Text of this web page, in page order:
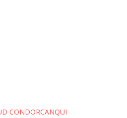
CONDORCANQUI